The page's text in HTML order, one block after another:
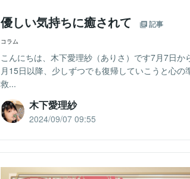
優しい気持ちに癒されて 記事
コラム
こんにちは、木下愛理紗（ありさ）です7月7日
月15日以降、少しずつでも復帰していこうと心
救...
木下愛理紗
2024/09/07 09:55